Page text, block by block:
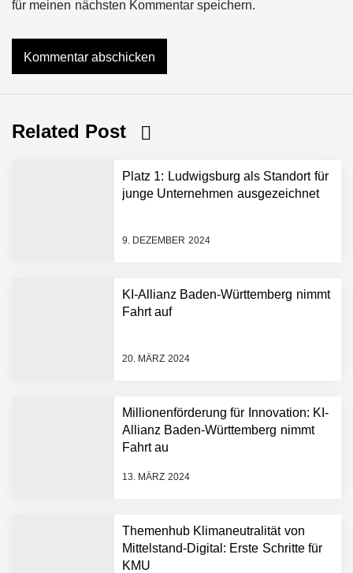
für meinen nächsten Kommentar speichern.
Related Post
Platz 1: Ludwigsburg als Standort für
junge Unternehmen ausgezeichnet
9. DEZEMBER 2024
KI-Allianz Baden-Württemberg nimmt
Fahrt auf
20. MÄRZ 2024
Millionenförderung für Innovation: KI-
Allianz Baden-Württemberg nimmt
Fahrt au
13. MÄRZ 2024
Themenhub Klimaneutralität von
Mittelstand-Digital: Erste Schritte für
KMU
NEURA Robotics gibt
Dollar bekannt, um den
Plattform zu beschleunigen
NEURA Robotics und
Amazon Web Services
starten strategische
AI breit auszurollen
Humanoider Roboter bringt
Hightech ins Stadion
Simulationsdienstleistung in